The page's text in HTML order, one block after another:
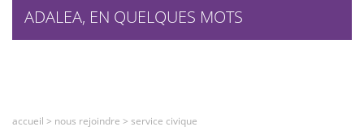
ADALEA, EN QUELQUES MOTS
accueil > nous rejoindre > service civique